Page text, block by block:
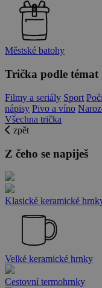
Městské batohy
Trička podle témat
Filmy a seriály Sport
nápisy Pivo a víno
Všechna trička
zpět
Z čeho se napiješ
Klasické keramické
Velké keramické hrnky
Cestovní termohrnky